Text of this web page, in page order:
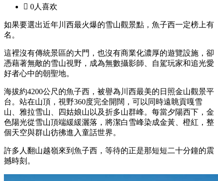
 0人喜欢
如果要選出近年川西最火爆的雪山觀景點，魚子西一定榜上有
名。
這裡沒有傳統景區的大門，也沒有商業化濃厚的遊覽設施，卻
憑藉著無敵的雪山視野，成為無數攝影師、自駕玩家和追光愛
好者心中的朝聖地。
海拔約4200公尺的魚子西，被譽為川西最美的日照金山觀景平
台。站在山頂，視野360度完全開闊，可以同時遠眺貢嘎雪
山、雅拉雪山、四姑娘山以及折多山群峰。每當夕陽西下，金
色陽光從雪山頂端緩緩灑落，將潔白雪峰染成金黃、橙紅，整
個天空與群山彷彿進入童話世界。
許多人翻山越嶺來到魚子西，等待的正是那短短二十分鐘的震
撼時刻。